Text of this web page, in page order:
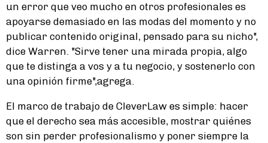
un error que veo mucho en otros profesionales es
apoyarse demasiado en las modas del momento y no
publicar contenido original, pensado para su nicho",
dice Warren. "Sirve tener una mirada propia, algo
que te distinga a vos y a tu negocio, y sostenerlo con
una opinión firme",agrega.
El marco de trabajo de CleverLaw es simple: hacer
que el derecho sea más accesible, mostrar quiénes
son sin perder profesionalismo y poner siempre la